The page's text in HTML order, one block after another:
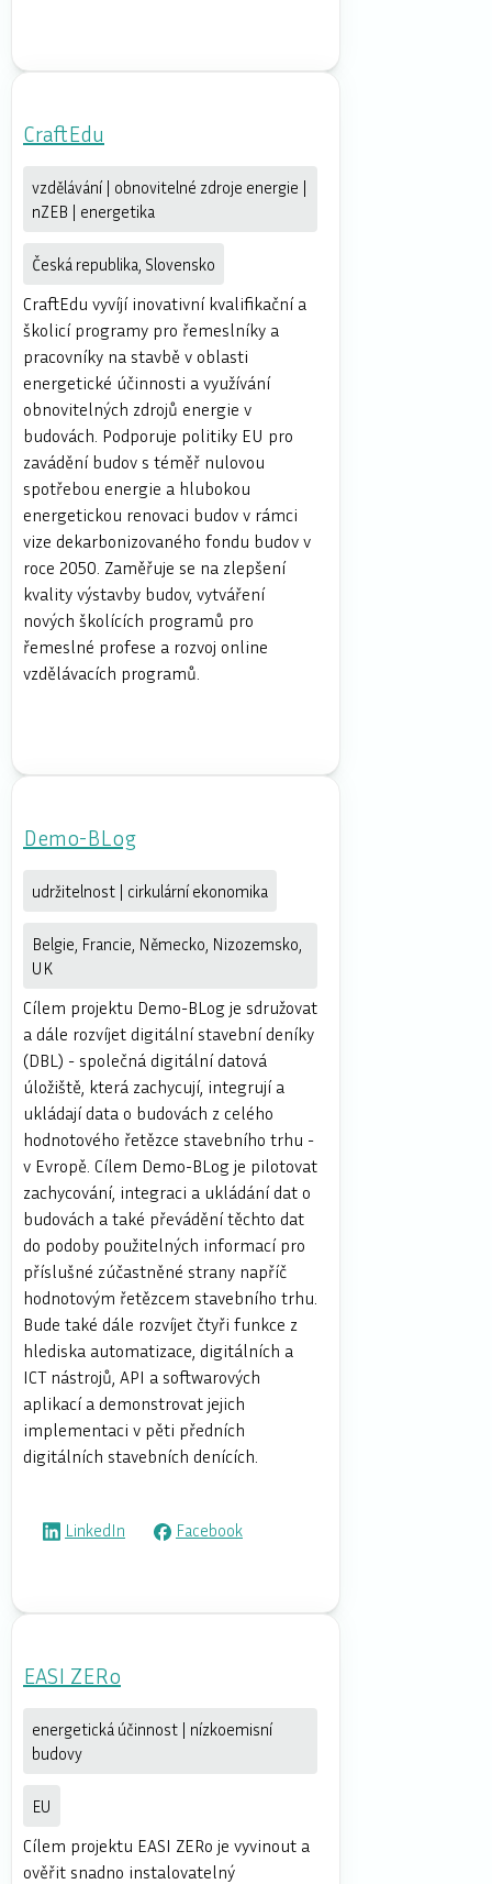
CraftEdu
vzdělávání | obnovitelné zdroje energie |
nZEB | energetika
Česká republika, Slovensko
CraftEdu vyvíjí inovativní kvalifikační a
školicí programy pro řemeslníky a
pracovníky na stavbě v oblasti
energetické účinnosti a využívání
obnovitelných zdrojů energie v
budovách. Podporuje politiky EU pro
zavádění budov s téměř nulovou
spotřebou energie a hlubokou
energetickou renovaci budov v rámci
vize dekarbonizovaného fondu budov v
roce 2050. Zaměřuje se na zlepšení
kvality výstavby budov, vytváření
nových školících programů pro
řemeslné profese a rozvoj online
vzdělávacích programů.
Demo-BLog
udržitelnost | cirkulární ekonomika
Belgie, Francie, Německo, Nizozemsko,
UK
Cílem projektu Demo-BLog je sdružovat
a dále rozvíjet digitální stavební deníky
(DBL) - společná digitální datová
úložiště, která zachycují, integrují a
ukládají data o budovách z celého
hodnotového řetězce stavebního trhu -
v Evropě. Cílem Demo-BLog je pilotovat
zachycování, integraci a ukládání dat o
budovách a také převádění těchto dat
do podoby použitelných informací pro
příslušné zúčastněné strany napříč
hodnotovým řetězcem stavebního trhu.
Bude také dále rozvíjet čtyři funkce z
hlediska automatizace, digitálních a
ICT nástrojů, API a softwarových
aplikací a demonstrovat jejich
implementaci v pěti předních
digitálních stavebních denících.
LinkedIn Facebook
EASI ZERo
energetická účinnost | nízkoemisní
budovy
EU
Cílem projektu EASI ZERo je vyvinout a
ověřit snadno instalovatelný